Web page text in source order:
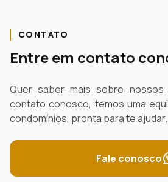
CONTATO
Entre em contato
Quer saber mais sobre nossos
contato conosco, temos uma
condomínios, pronta para te ajudar.
Fale conosco